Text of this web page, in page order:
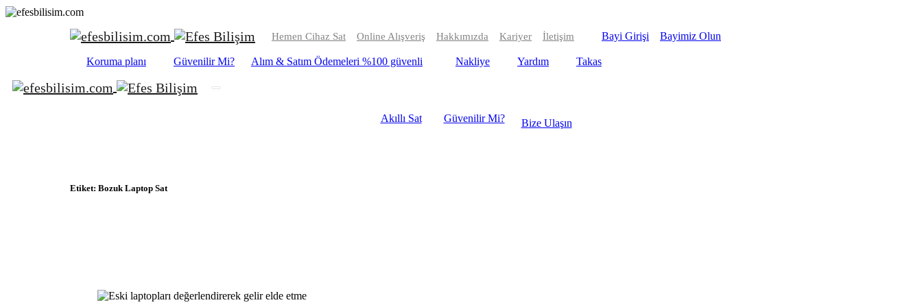
Hemen Cihaz Sat Online Alışveriş Hakkımızda Kariyer İletişim Bayi Girişi Bayimiz Olun
Koruma planı Güvenilir Mi? Alım & Satım Ödemeleri %100 güvenli Nakliye Yardım Takas
Akıllı Sat Güvenilir Mi? Bize Ulaşın
Etiket: Bozuk Laptop Sat